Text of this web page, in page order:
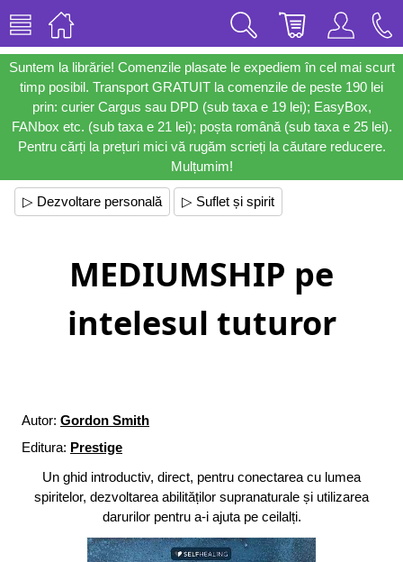
Suntem la librărie! Comenzile plasate le expediem în cel mai scurt
timp posibil. Transport GRATUIT la comenzile de peste 190 lei
prin: curier Cargus sau DPD (sub taxa e 19 lei); EasyBox,
FANbox etc. (sub taxa e 21 lei); poșta română (sub taxa e 25 lei).
Pentru cărți la prețuri mici vă rugăm scrieți la căutare reducere.
Mulțumim!
▷ Dezvoltare personală ▷ Suflet și spirit
MEDIUMSHIP pe
intelesul tuturor
Autor: Gordon Smith
Editura: Prestige
Un ghid introductiv, direct, pentru conectarea cu lumea
spiritelor, dezvoltarea abilităților supranaturale și utilizarea
darurilor pentru a-i ajuta pe ceilalți.